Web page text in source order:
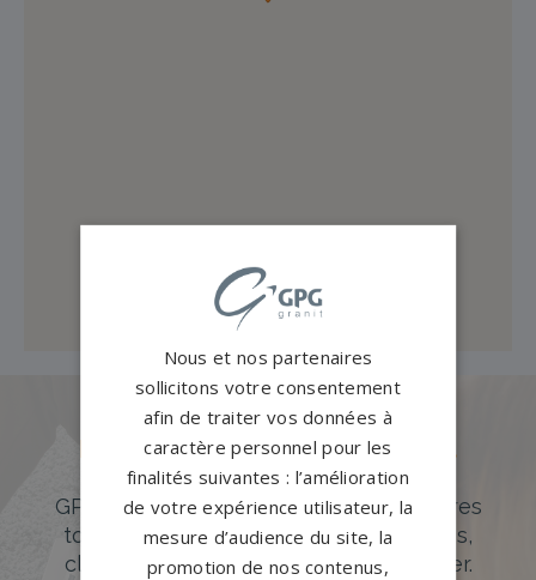
Des pierres tombales uniques et
originales
GPG Granit offre un large choix de pierres
tombales en granit de styles modernes,
classiques ou originales à personnaliser.
Nous et nos partenaires
sollicitons votre consentement
afin de traiter vos données à
caractère personnel pour les
finalités suivantes : l’amélioration
de votre expérience utilisateur, la
mesure d’audience du site, la
promotion de nos contenus,